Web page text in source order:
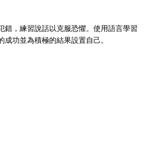
錯，練習說話以克服恐懼。使用語言學習
功並為積極的結果設置自己。